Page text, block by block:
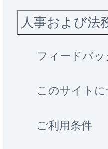
人事および法
フィードバッ
このサイト
ご利用条件